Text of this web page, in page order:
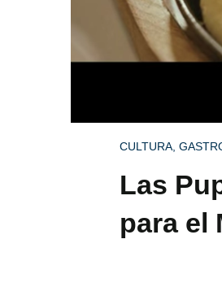
CULTURA
Las
para el